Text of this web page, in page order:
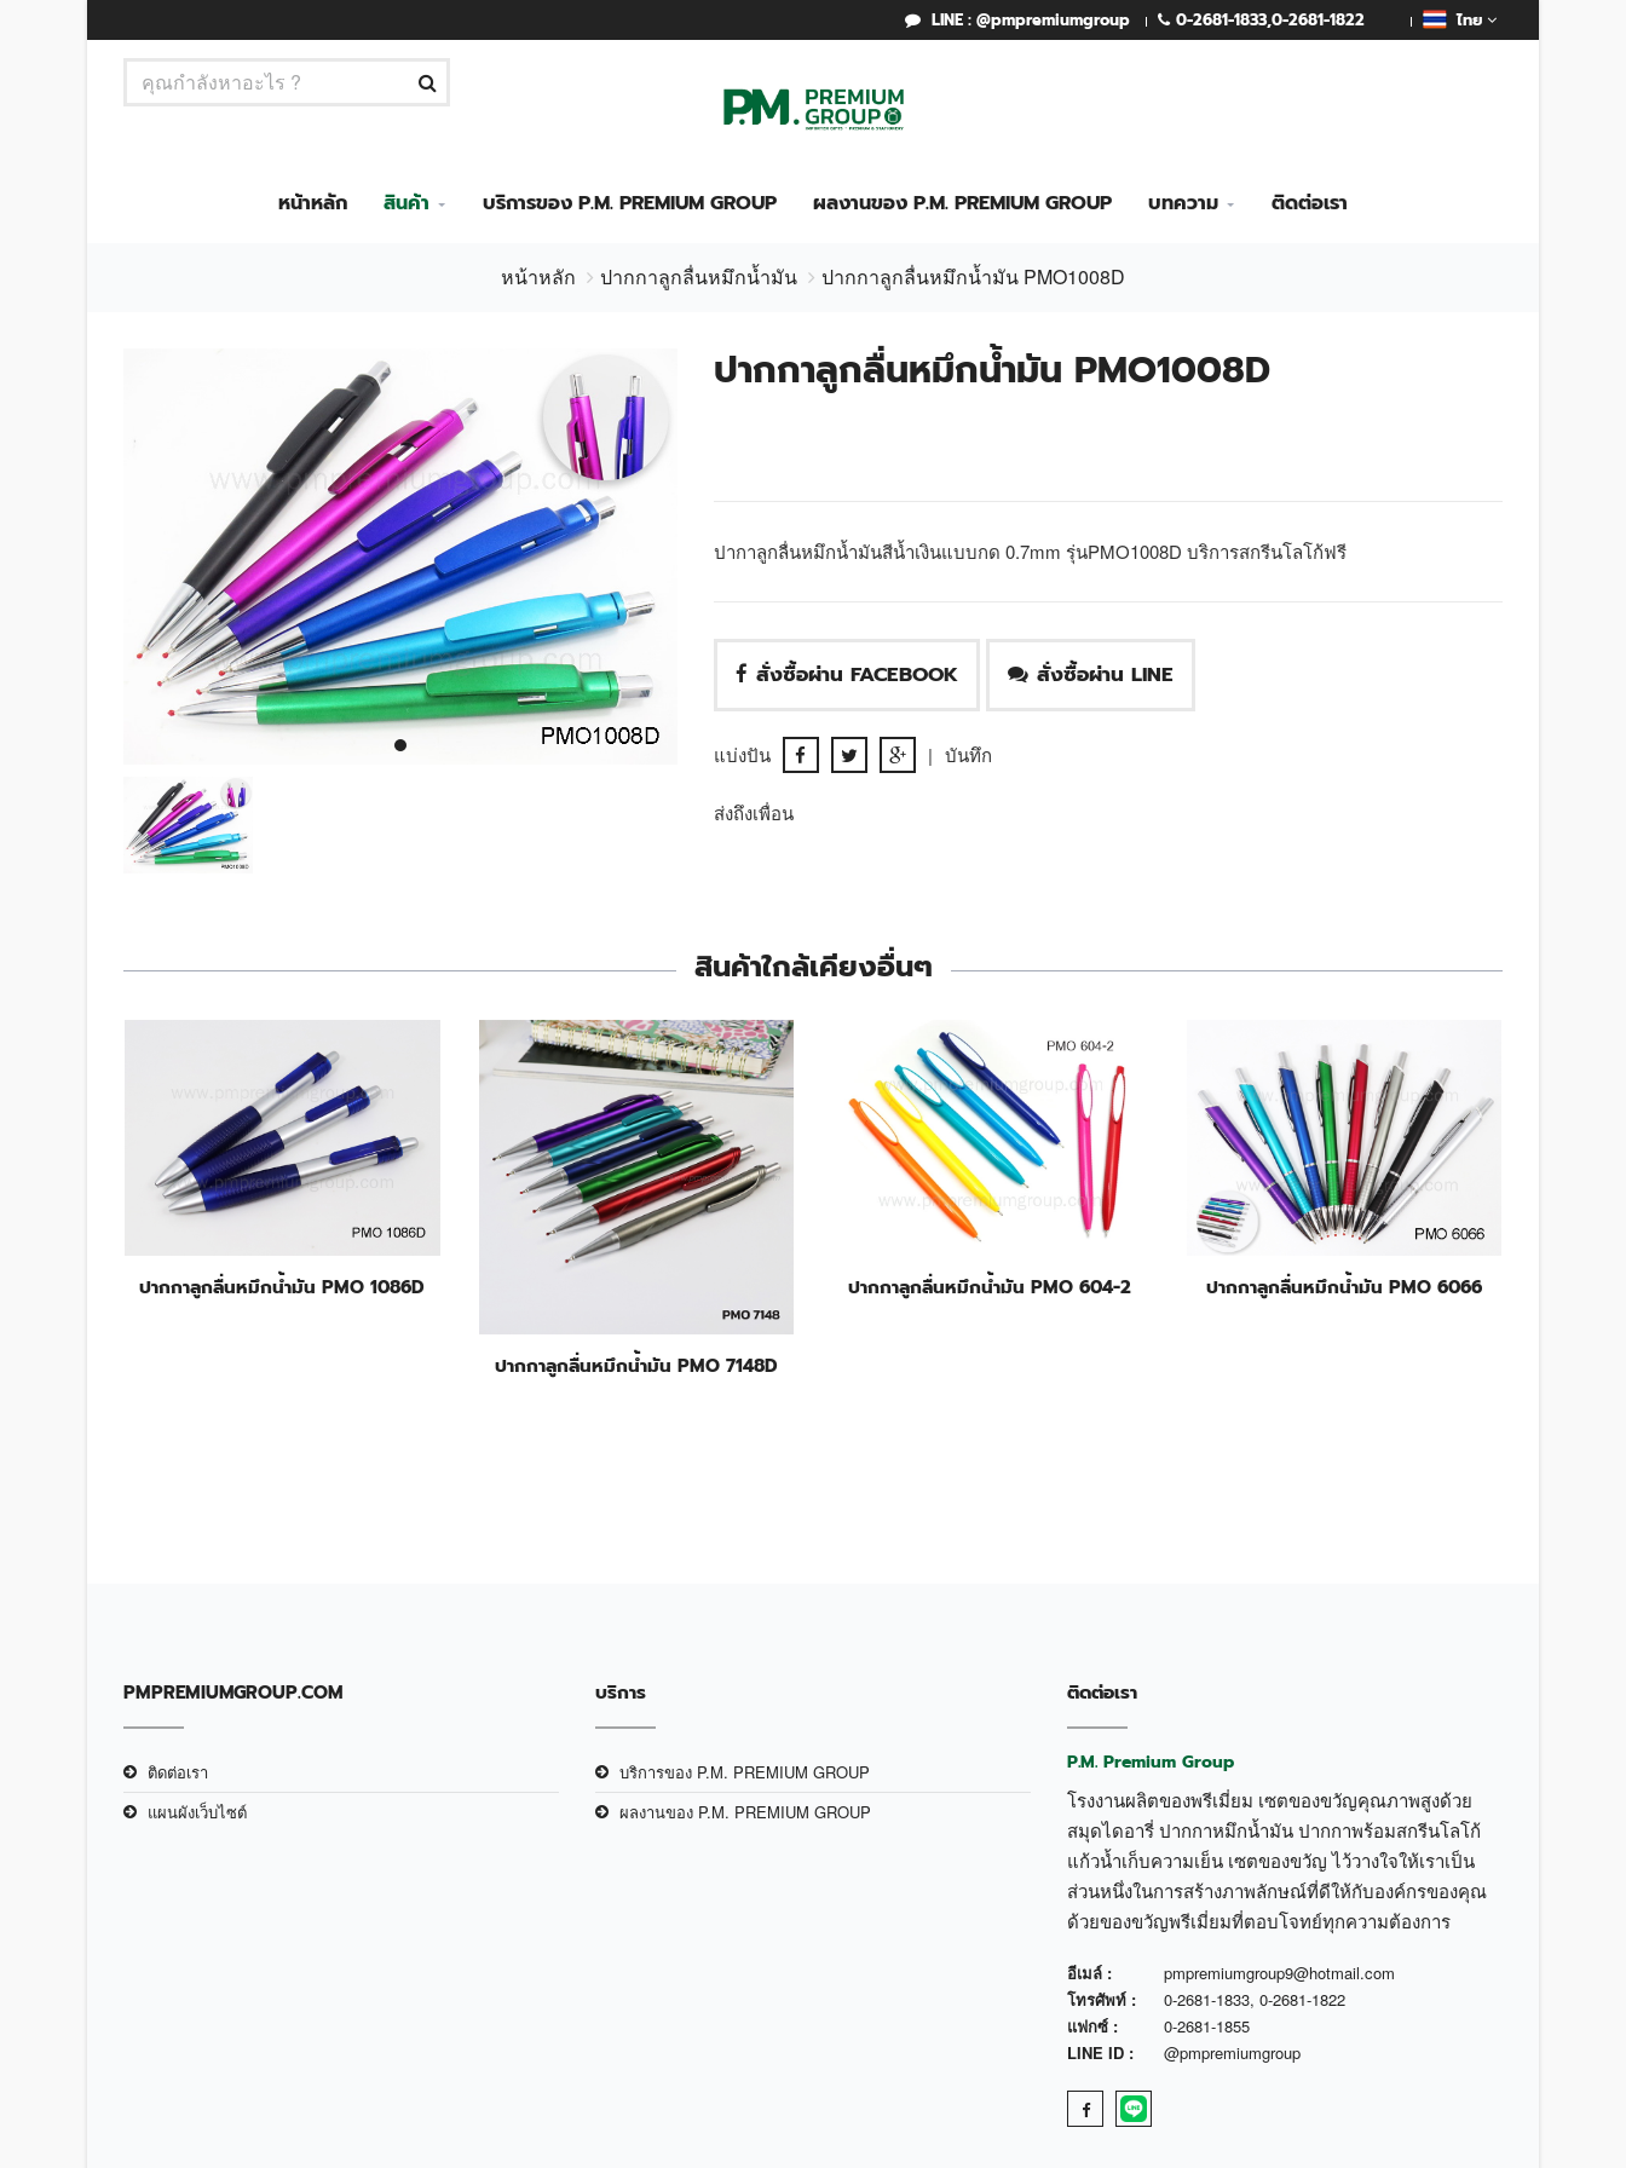
LINE : @pmpremiumgroup 0-2681-1833,0-2681-1822 ไทย
หน้าหลัก สินค้า บริการของ P.M. PREMIUM GROUP ผลงานของ P.M. PREMIUM GROUP บทความ ติดต่อเรา
หน้าหลัก ปากกาลูกลื่นหมึกน้ำมัน ปากกาลูกลื่นหมึกน้ำมัน PMO1008D
ปากกาลูกลื่นหมึกน้ำมัน PMO1008D
ปากาลูกลื่นหมึกน้ำมันสีน้ำเงินแบบกด 0.7mm รุ่นPMO1008D บริการสกรีนโลโก้ฟรี
สั่งซื้อผ่าน FACEBOOK สั่งซื้อผ่าน LINE
แบ่งปัน | บันทึก
ส่งถึงเพื่อน
สินค้าใกล้เคียงอื่นๆ
ปากกาลูกลื่นหมึกน้ำมัน PMO 1086D
ปากกาลูกลื่นหมึกน้ำมัน PMO 7148D
ปากกาลูกลื่นหมึกน้ำมัน PMO 604-2 ปากกาลูกลื่นหมึกน้ำมัน PMO 6066
PMPREMIUMGROUP.COM
ติดต่อเรา
แผนผังเว็บไซต์
บริการ
บริการของ P.M. PREMIUM GROUP
ผลงานของ P.M. PREMIUM GROUP
ติดต่อเรา
P.M. Premium Group
โรงงานผลิตของพรีเมี่ยม เซตของขวัญคุณภาพสูงด้วย
สมุดไดอารี่ ปากกาหมึกน้ำมัน ปากกาพร้อมสกรีนโลโก้
แก้วน้ำเก็บความเย็น เซตของขวัญ ไว้วางใจให้เราเป็น
ส่วนหนึ่งในการสร้างภาพลักษณ์ที่ดีให้กับองค์กรของคุณ
ด้วยของขวัญพรีเมี่ยมที่ตอบโจทย์ทุกความต้องการ
อีเมล์ :
pmpremiumgroup9@hotmail.com
โทรศัพท์ :
0-2681-1833, 0-2681-1822
แฟกซ์ :
0-2681-1855
LINE ID :
@pmpremiumgroup